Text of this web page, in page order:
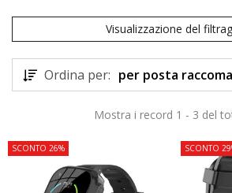
Visualizzazione del
Ordina per: per posta
Mostra i record 1 - 3 del
SCONTO 26% SCONTO